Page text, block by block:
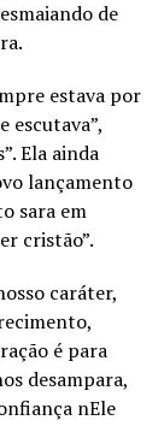
de
estava por
escutava”,
Ela ainda
lançamento
sara em
cristão”.
caráter,
é para
desampara,
nEle